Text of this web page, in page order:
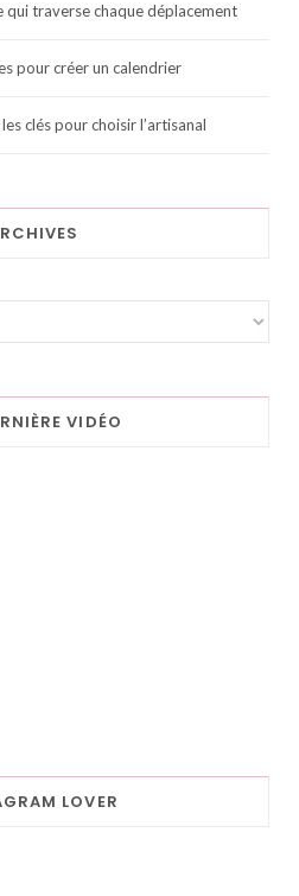
qui traverse chaque déplacement
pour créer un calendrier
clés pour choisir l’artisanal
VIDÉO
LOVER